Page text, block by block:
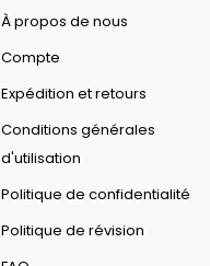
À propos de nous
Compte
Expédition et retours
Conditions générales
d'utilisation
Politique de confidentialité
Politique de révision